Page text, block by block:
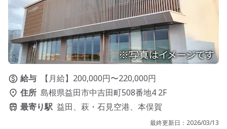
給与
【月給】200,000円〜220,000円
住所 島根県益田市中吉田町508番地4 2F
最寄り駅 益田、萩・石見空港、本俣賀
最終更新日： 2026/03/13